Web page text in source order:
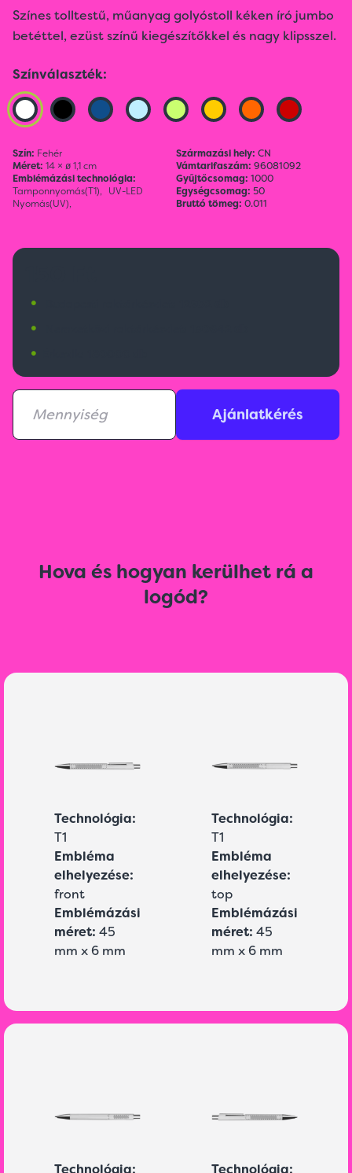
Színes tolltestű, műanyag golyóstoll kéken író jumbo
betéttel, ezüst színű kiegészítőkkel és nagy klipsszel.
Színválaszték:
Szín: Fehér
Méret: 14 × ø 1,1 cm
Emblémázási technológia:
Tamponnyomás(T1), UV-LED
Nyomás(UV),
Származási hely: CN
Vámtarifaszám: 96081092
Gyűjtőcsomag: 1000
Egységcsomag: 50
Bruttó tömeg: 0.011
•
•
•
Ajánlatkérés
Hova és hogyan kerülhet rá a
logód?
Technológia:
T1
Embléma
elhelyezése:
front
Emblémázási
méret: 45
mm x 6 mm
Technológia:
T1
Embléma
elhelyezése:
top
Emblémázási
méret: 45
mm x 6 mm
Technológia: Technológia: